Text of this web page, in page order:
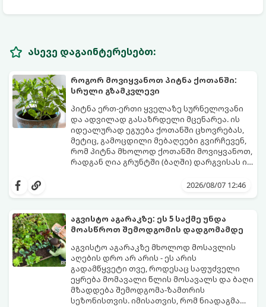
ასევე დაგაინტერესებთ:
როგორ მოვიყვანოთ პიტნა ქოთანში:
სრული გზამკვლევი
პიტნა ერთ-ერთი ყველაზე სურნელოვანი
და ადვილად გასაზრდელი მცენარეა. ის
იდეალურად ეგუება ქოთანში ცხოვრებას,
მეტიც, გამოცდილი მებაღეები გვირჩევენ,
რომ პიტნა მხოლოდ ქოთანში მოვიყვანოთ,
რადგან ღია გრუნტში (ბაღში) დარგვისას ის
და სხვა მცენარეებს ავიწროებს.
გაგახარებთ ნორჩი, არომატული2026/08/07 12:46
აგვისტო აგარაკზე: ეს 5 საქმე უნდა
მოასწროთ შემოდგომის დადგომამდე
აგვისტო აგარაკზე მხოლოდ მოსავლის
აღების დრო არ არის - ეს არის
გადამწყვეტი თვე, როდესაც საფუძველი
ეყრება მომავალი წლის მოსავალს და ბაღი
მზადდება შემოდგომა-ზამთრის
სეზონისთვის. იმისათვის, რომ ნიადაგმა